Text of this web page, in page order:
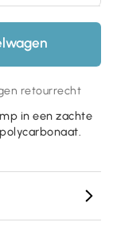
retourrecht
in een zachte